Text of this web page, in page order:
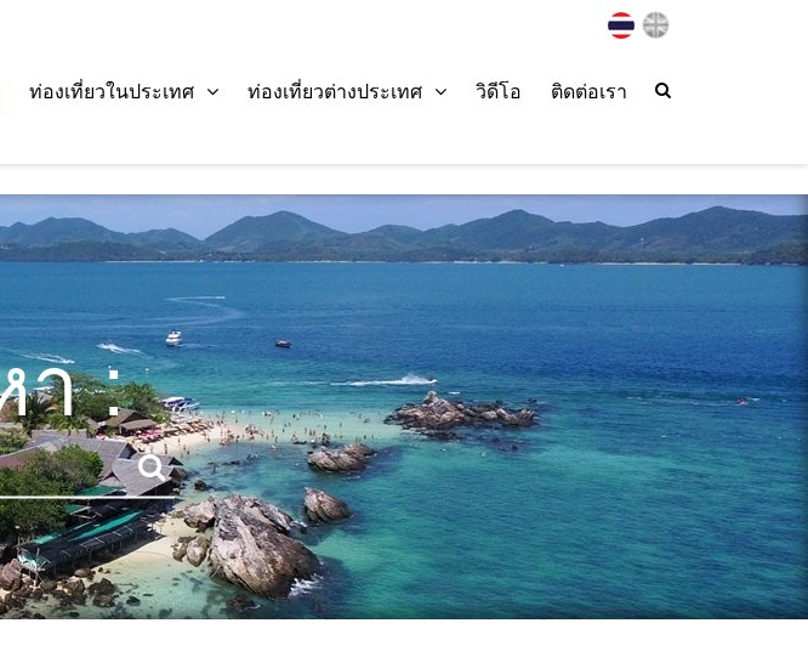
ท่องเที่ยวในประเทศ ท่องเที่ยวต่างประเทศ วิดีโอ ติดต่อเรา
: